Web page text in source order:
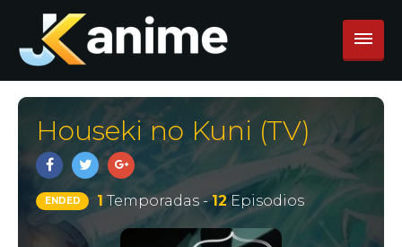
Houseki no Kuni (TV)
ENDED 1 Temporadas -12Episodios